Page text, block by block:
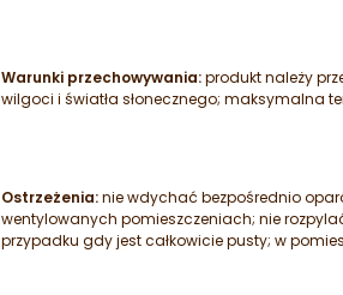
Warunki przechowywania:produkt należy
wilgoci i światła słonecznego; maksymalna
Ostrzeżenia:nie wdychać bezpośrednio
wentylowanych pomieszczeniach; nie
przypadku gdy jest całkowicie pusty; w